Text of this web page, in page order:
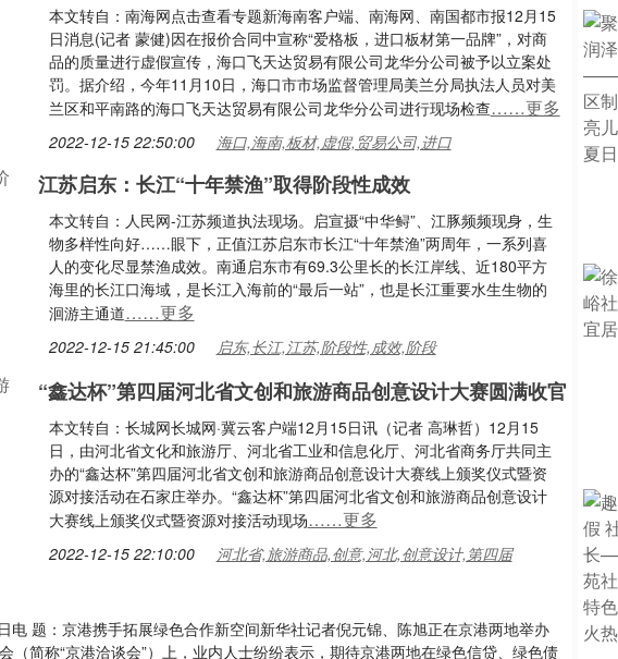
本文转自：南海网点击查看专题新海南客户端、南海网、南国都市报12月15
日消息(记者 蒙健)因在报价合同中宣称“爱格板，进口板材第一品牌”，对商
品的质量进行虚假宣传，海口飞天达贸易有限公司龙华分公司被予以立案处
罚。据介绍，今年11月10日，海口市市场监督管理局美兰分局执法人员对美
兰区和平南路的海口飞天达贸易有限公司龙华分公司进行现场检查……更多
2022-12-15 22:50:00 海口,海南,板材,虚假,贸易公司,进口
江苏启东：长江“十年禁渔”取得阶段性成效
本文转自：人民网-江苏频道执法现场。启宣摄“中华鲟”、江豚频频现身，生
物多样性向好……眼下，正值江苏启东市长江“十年禁渔”两周年，一系列喜
人的变化尽显禁渔成效。南通启东市有69.3公里长的长江岸线、近180平方
海里的长江口海域，是长江入海前的“最后一站”，也是长江重要水生生物的
洄游主通道……更多
2022-12-15 21:45:00 启东,长江,江苏,阶段性,成效,阶段
“鑫达杯”第四届河北省文创和旅游商品创意设计大赛圆满收官
本文转自：长城网长城网·冀云客户端12月15日讯（记者 高琳哲）12月15
日，由河北省文化和旅游厅、河北省工业和信息化厅、河北省商务厅共同主
办的“鑫达杯”第四届河北省文创和旅游商品创意设计大赛线上颁奖仪式暨资
源对接活动在石家庄举办。“鑫达杯”第四届河北省文创和旅游商品创意设计
大赛线上颁奖仪式暨资源对接活动现场……更多
2022-12-15 22:10:00 河北省,旅游商品,创意,河北,创意设计,第四届
电 题：京港携手拓展绿色合作新空间新华社记者倪元锦、陈旭正在京港两地举办
（简称“京港洽谈会”）上，业内人士纷纷表示，期待京港两地在绿色信贷、绿色债